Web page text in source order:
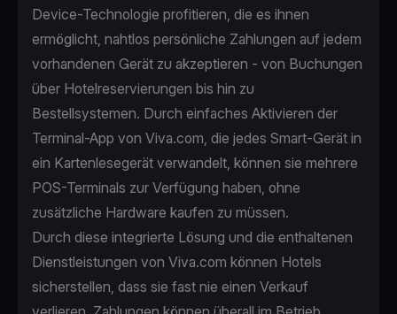
Device-Technologie profitieren, die es ihnen
ermöglicht, nahtlos persönliche Zahlungen auf jedem
vorhandenen Gerät zu akzeptieren - von Buchungen
über Hotelreservierungen bis hin zu
Bestellsystemen. Durch einfaches Aktivieren der
Terminal-App von Viva.com, die jedes Smart-Gerät in
ein Kartenlesegerät verwandelt, können sie mehrere
POS-Terminals zur Verfügung haben, ohne
zusätzliche Hardware kaufen zu müssen.
Durch diese integrierte Lösung und die enthaltenen
Dienstleistungen von Viva.com können Hotels
sicherstellen, dass sie fast nie einen Verkauf